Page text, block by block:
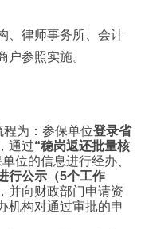
、律师事务所、会计
户参照实施。
程为：参保单位登录省
通过“稳岗返还批量核
位的信息进行经办、
行公示（5个工作
并向财政部门申请资
机构对通过审批的申